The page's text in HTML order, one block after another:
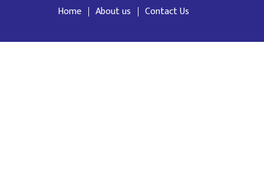
Home
About us Contact Us